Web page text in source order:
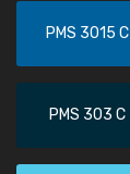
PMS 3015 C
PMS 303 C